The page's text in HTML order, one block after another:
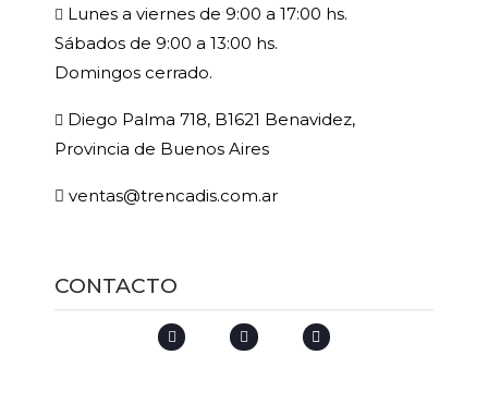
Lunes a viernes de 9:00 a 17:00 hs.
Sábados de 9:00 a 13:00 hs.
Domingos cerrado.
Diego Palma 718, B1621 Benavidez,
Provincia de Buenos Aires
ventas@trencadis.com.ar
CONTACTO